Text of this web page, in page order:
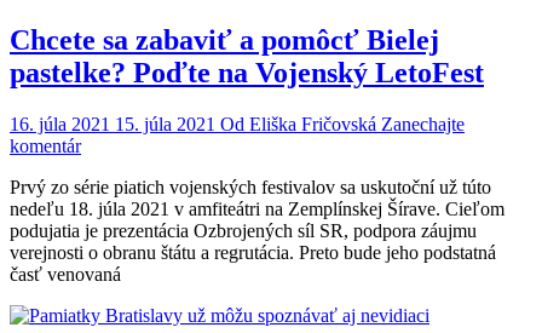
Chcete sa zabaviť a pomôcť Bielej
pastelke? Poďte na Vojenský LetoFest
16. júla 2021 15. júla 2021 Od Eliška Fričovská Zanechajte
komentáron
sa
zabaviť
a
pomôcť
Bielej
Poďte
Prvý zo série piatich vojenských festivalov sa uskutoční už túto
nedeľu 18. júla 2021 v amfiteátri na Zemplínskej Šírave. Cieľom
podujatia je prezentácia Ozbrojených síl SR, podpora záujmu
verejnosti o obranu štátu a regrutácia. Preto bude jeho podstatná
časť venovaná